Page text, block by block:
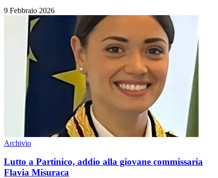
9 Febbraio 2026
Archivio
Lutto a Partinico, addio alla giovane commissaria
Flavia Misuraca